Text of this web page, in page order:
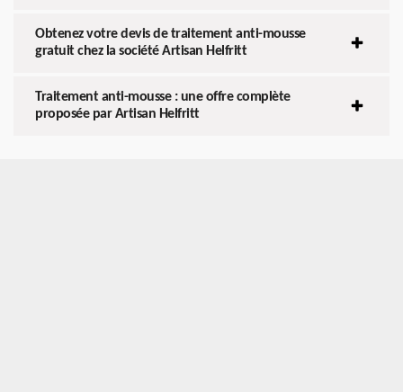
Obtenez votre devis de traitement anti-mousse
gratuit chez la société Artisan Helfritt
Traitement anti-mousse : une offre complète
proposée par Artisan Helfritt